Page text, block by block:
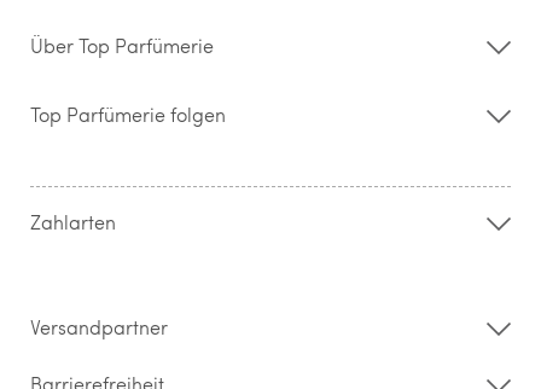
Über Top Parfümerie
Storefinder
Kontakt
Widerrufsrecht & Rückgabebedingungen
Top Parfümerie folgen
Zahlarten
Versandpartner
Barrierefreiheit